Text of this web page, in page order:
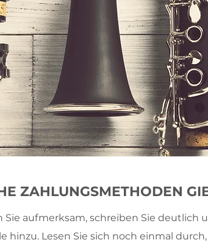
ZAHLUNGSMETHODEN
aufmerksam, schreiben Sie deutlich
hinzu. Lesen Sie sich noch einmal